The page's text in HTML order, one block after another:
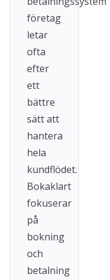
företag
letar
ofta
efter
ett
bättre
sätt att
hantera
hela
kundflödet.
Bokaklart
fokuserar
på
bokning
och
betalning